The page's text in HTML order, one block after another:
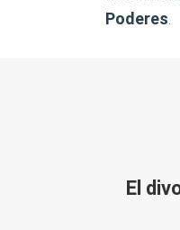
Poderes
El